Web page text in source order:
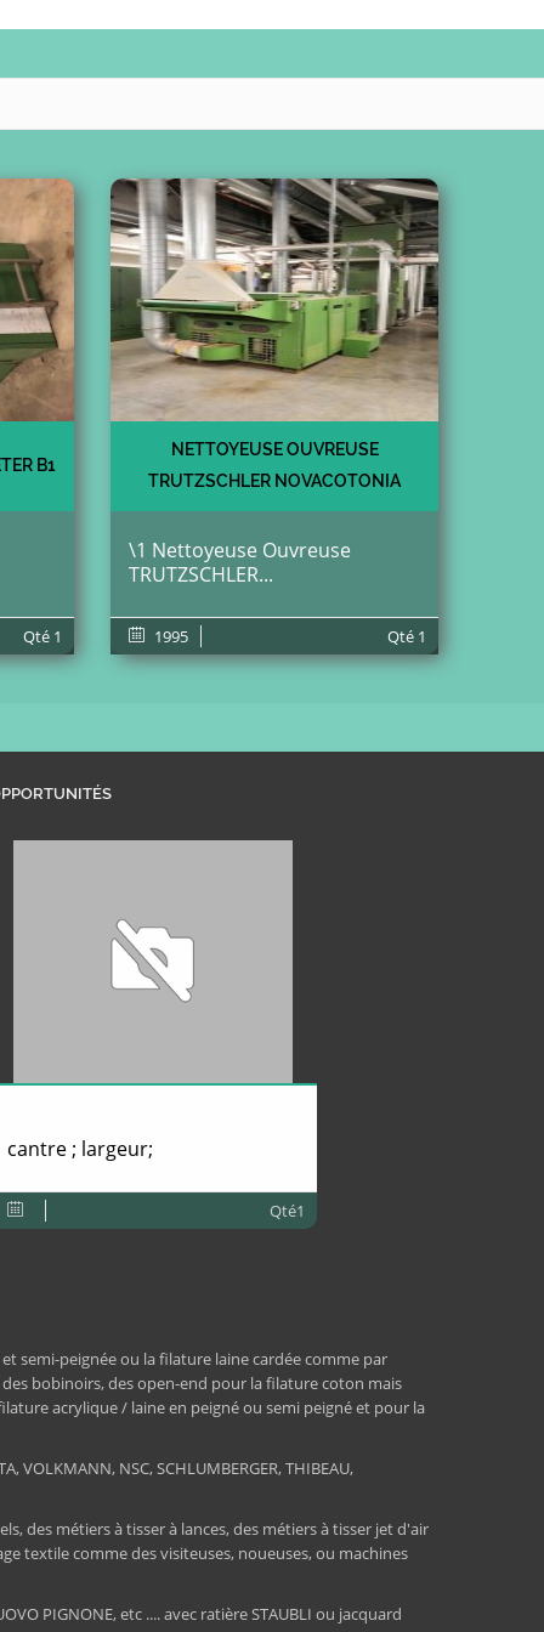
B1
Qté 1
NETTOYEUSE OUVREUSE
TRUTZSCHLER NOVACOTONIA
\1 Nettoyeuse Ouvreuse
TRUTZSCHLER...
1995 Qté 1
cantre ; largeur;
Qté1
semi-peignée ou la filature laine cardée comme par
bobinoirs, des open-end pour la filature coton mais
acrylique / laine en peigné ou semi peigné et pour la
VOLKMANN, NSC, SCHLUMBERGER, THIBEAU,
des métiers à tisser à lances, des métiers à tisser jet d'air
textile comme des visiteuses, noueuses, ou machines
PIGNONE, etc .... avec ratière STAUBLI ou jacquard